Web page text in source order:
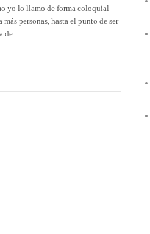
yo lo llamo de forma coloquial
personas, hasta el punto de ser
de…